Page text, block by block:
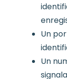
Un
Un